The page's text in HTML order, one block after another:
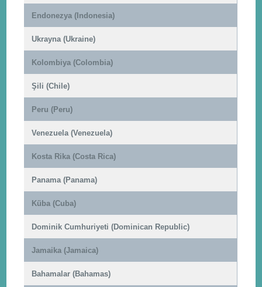
Endonezya (Indonesia)
Ukrayna (Ukraine)
Kolombiya (Colombia)
Şili (Chile)
Peru (Peru)
Venezuela (Venezuela)
Kosta Rika (Costa Rica)
Panama (Panama)
Küba (Cuba)
Dominik Cumhuriyeti (Dominican Republic)
Jamaika (Jamaica)
Bahamalar (Bahamas)